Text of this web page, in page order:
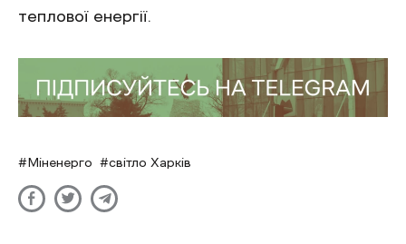
теплової енергії.
Міненерго світло Харків